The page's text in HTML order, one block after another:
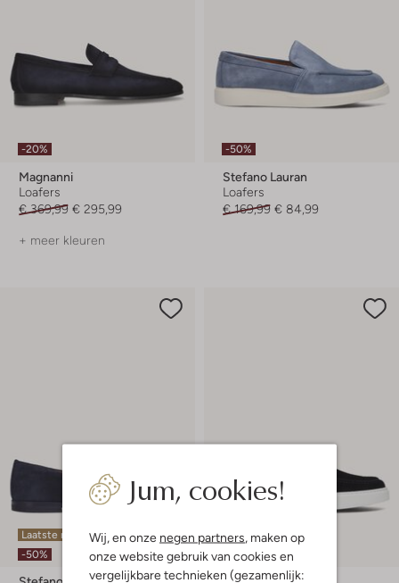
Jum, cookies!
Wij, en onze negen partners, maken op
onze website gebruik van cookies en
vergelijkbare technieken (gezamenlijk:
-20%
Magnanni
Loafers
€ 369,99 € 295,99
+ meer kleuren
-50%
Stefano Lauran
Loafers
€ 169,99 € 84,99
Laatste maten
-50%
-30%